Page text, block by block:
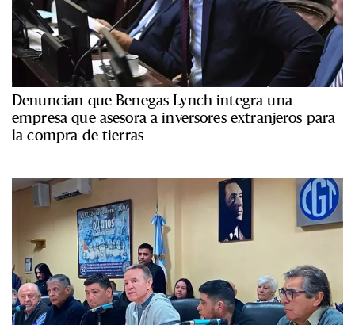
Denuncian que Benegas Lynch integra una
empresa que asesora a inversores extranjeros para
la compra de tierras